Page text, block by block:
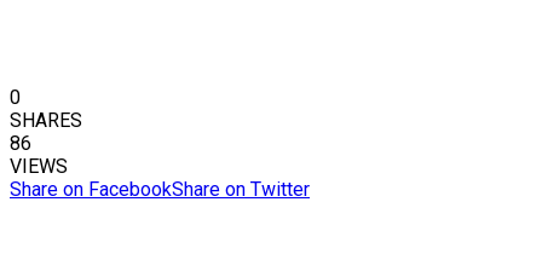
0
SHARES
86
VIEWS
Share on FacebookShare on Twitter